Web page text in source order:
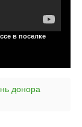
в поселке
донора